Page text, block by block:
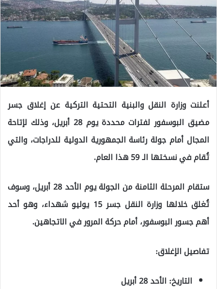
أعلنت وزارة النقل والبنية التحتية التركية عن إغلاق جسر
مضيق البوسفور لفترات محددة يوم 28 أبريل، وذلك لإتاحة
المجال أمام جولة رئاسة الجمهورية الدولية للدراجات، والتي
تُقام في نسختها الـ 59 هذا العام.
ستقام المرحلة الثامنة من الجولة يوم الأحد 28 أبريل، وسوف
تُغلق خلالها وزارة النقل جسر 15 يوليو شهداء، وهو أحد
أهم جسور البوسفور، أمام حركة المرور في الاتجاهين.
تفاصيل الإغلاق:
التاريخ: الأحد 28 أبريل